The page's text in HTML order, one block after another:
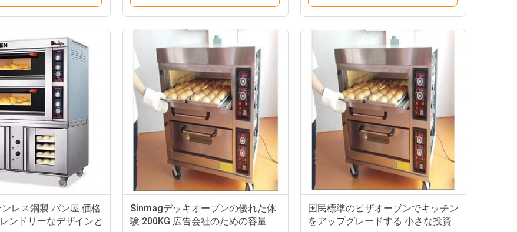
レス鋼製 パン屋 価格
ンドリーなデザインと
Sinmagデッキオーブンの優れた体
験 200KG 広告会社のための容量
国民標準のピザオーブンでキッチン
をアップグレードする 小さな投資